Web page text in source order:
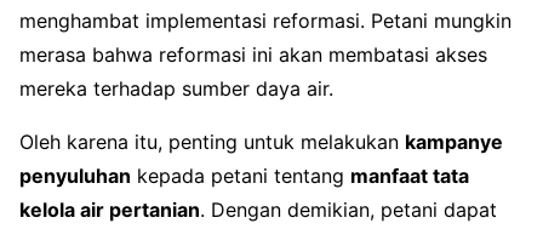
menghambat implementasi reformasi. Petani mungkin
merasa bahwa reformasi ini akan membatasi akses
mereka terhadap sumber daya air.
Oleh karena itu, penting untuk melakukan kampanye
penyuluhan kepada petani tentang manfaat tata
kelola air pertanian. Dengan demikian, petani dapat